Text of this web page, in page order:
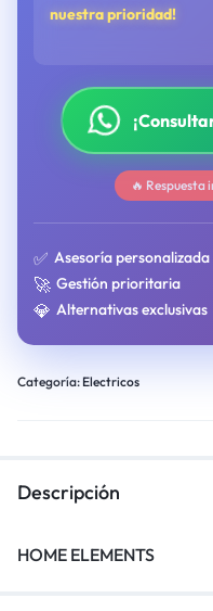
nuestra prioridad!
🔥
✅ Asesoría personalizada
🚀 Gestión prioritaria
💎 Alternativas exclusivas
Categoría: Electricos
Descripción
HOME ELEMENTS